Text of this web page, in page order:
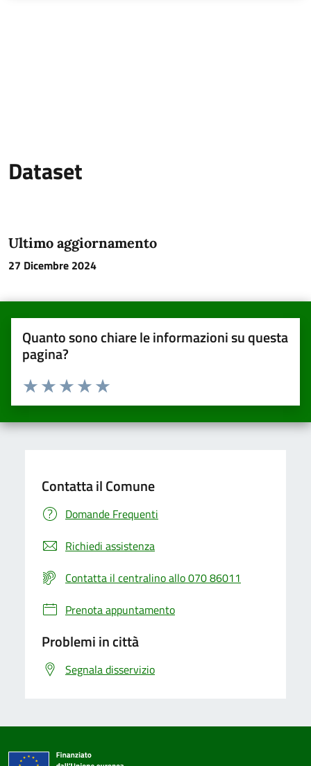
Dataset
Ultimo aggiornamento
27 Dicembre 2024
Quanto sono chiare le informazioni su questa
pagina?
Valuta da 1 a 5 stelle la pagina
Valuta 5 stelle su 5
Valuta 4 stelle su 5
Valuta 3 stelle su 5
Valuta 2 stelle su 5
Valuta una stella su 5
Contatta il Comune
Domande Frequenti
Richiedi assistenza
Contatta il centralino allo 070 86011
Prenota appuntamento
Problemi in città
Segnala disservizio